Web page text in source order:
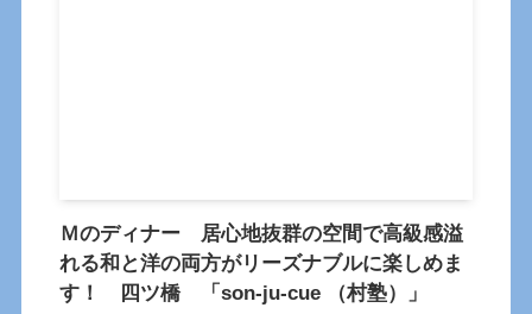
Ｍのディナー 居心地抜群の空間で高級感溢
れる和と洋の両方がリーズナブルに楽しめま
す！ 四ツ橋 「son-ju-cue （村塾）」